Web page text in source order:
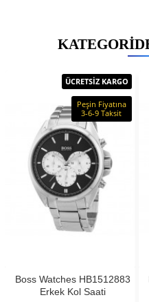
ÜCRETSİZ KARGO
Peşin Fiyatına
3-6-9 Taksit
Boss Watches HB1512883
Erkek Kol Saati